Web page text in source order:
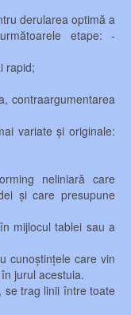
derularea optimă a
etape: -
rapid;
contraargumentarea
variate și originale:
neliniară care
și care presupune
mijlocul tablei sau a
cunoștințele care vin
jurul acestuia.
se trag linii între toate